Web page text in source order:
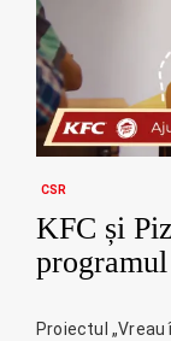
CSR
KFC și
Proiectul